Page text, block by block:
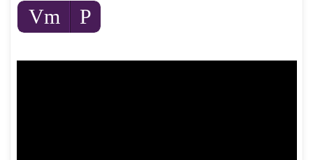
Audio
Player
Vm P